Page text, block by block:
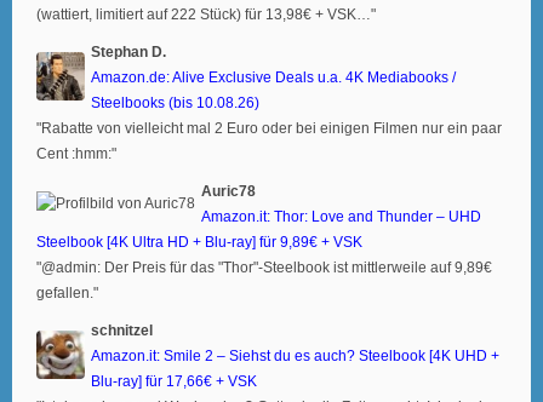
(wattiert, limitiert auf 222 Stück) für 13,98€ + VSK…"
Stephan D.
Amazon.de: Alive Exclusive Deals u.a. 4K Mediabooks /
Steelbooks (bis 10.08.26)
"Rabatte von vielleicht mal 2 Euro oder bei einigen Filmen nur ein paar
Cent :hmm:"
Auric78
Amazon.it: Thor: Love and Thunder – UHD
Steelbook [4K Ultra HD + Blu-ray] für 9,89€ + VSK
"@admin: Der Preis für das "Thor"-Steelbook ist mittlerweile auf 9,89€
gefallen."
schnitzel
Amazon.it: Smile 2 – Siehst du es auch? Steelbook [4K UHD +
Blu-ray] für 17,66€ + VSK